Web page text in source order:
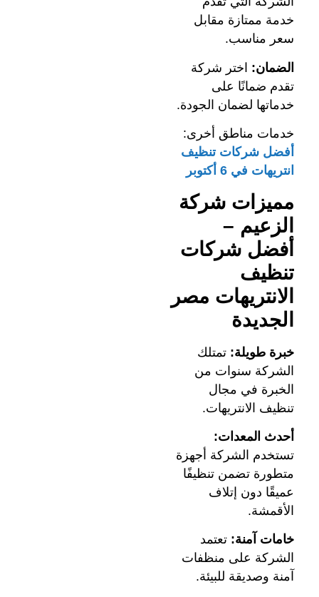
خدمة ممتازة مقابل
سعر مناسب.
الضمان: اختر شركة
تقدم ضمانًا على
خدماتها لضمان الجودة.
خدمات مناطق أخرى:
أفضل شركات تنظيف
انتريهات في 6 أكتوبر
مميزات شركة
الزعيم –
أفضل شركات
تنظيف
الانتريهات مصر
الجديدة
خبرة طويلة: تمتلك
الشركة سنوات من
الخبرة في مجال
تنظيف الانتريهات.
أحدث المعدات:
تستخدم الشركة أجهزة
متطورة تضمن تنظيفًا
عميقًا دون إتلاف
الأقمشة.
خامات آمنة: تعتمد
الشركة على منظفات
آمنة وصديقة للبيئة.